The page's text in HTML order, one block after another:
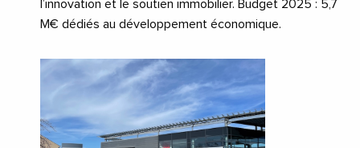
l’innovation et le soutien immobilier. Budget 2025 : 5,7
M€ dédiés au développement économique.